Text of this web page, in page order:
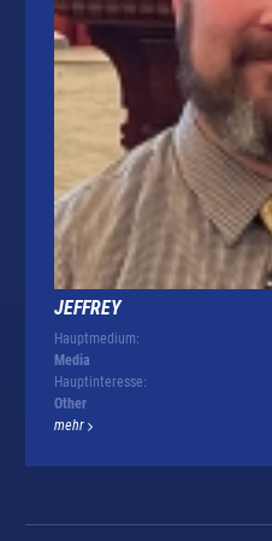
JEFFREY
Hauptmedium:
Media
Hauptinteresse:
Other
mehr